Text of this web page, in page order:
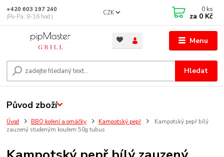
Menu
CZK
Hledat
+420 603 197 240
(Po-Pá, 8-16 hod.)
0 ks
za 0 Kč
Úvod BBQ koření a omáčky Kampotský pepř
Kampotský pepř bílý
zauzený studeným kouřem 50g tubus
Původ zboží